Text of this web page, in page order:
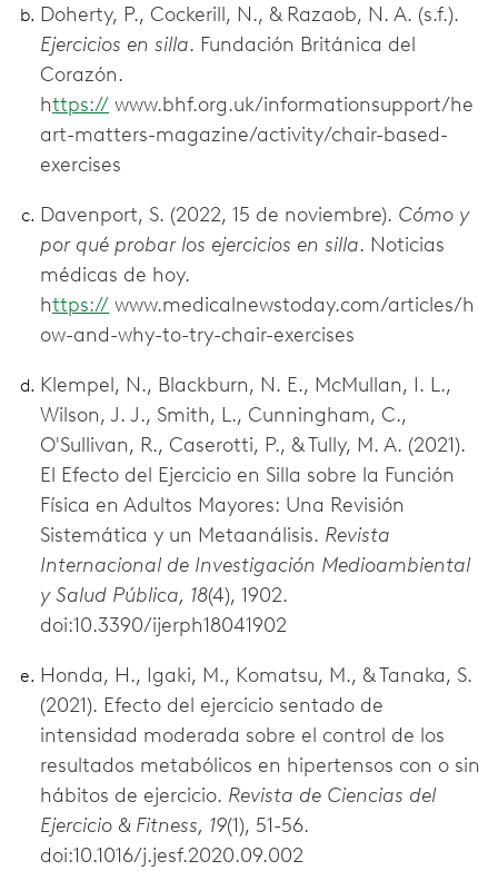
Doherty, P., Cockerill, N., & Razaob, N. A. (s.f.).
Ejercicios en silla. Fundación Británica del
Corazón.
https:// www.bhf.org.uk/informationsupport/he
art-matters-magazine/activity/chair-based-
exercises
Davenport, S. (2022, 15 de noviembre). Cómo y
por qué probar los ejercicios en silla. Noticias
médicas de hoy.
https:// www.medicalnewstoday.com/articles/h
ow-and-why-to-try-chair-exercises
Klempel, N., Blackburn, N. E., McMullan, I. L.,
Wilson, J. J., Smith, L., Cunningham, C.,
O'Sullivan, R., Caserotti, P., & Tully, M. A. (2021).
El Efecto del Ejercicio en Silla sobre la Función
Física en Adultos Mayores: Una Revisión
Sistemática y un Metaanálisis. Revista
Internacional de Investigación Medioambiental
y Salud Pública, 18(4), 1902.
doi:10.3390/ijerph18041902
Honda, H., Igaki, M., Komatsu, M., & Tanaka, S.
(2021). Efecto del ejercicio sentado de
intensidad moderada sobre el control de los
resultados metabólicos en hipertensos con o sin
hábitos de ejercicio. Revista de Ciencias del
Ejercicio & Fitness, 19(1), 51-56.
doi:10.1016/j.jesf.2020.09.002